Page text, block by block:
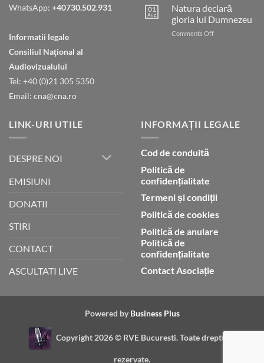
WhatsApp: +40730.502.931
Informatii legale
Consiliul Naţional al
Audiovizualului
Tel: +40 (0)21 305 5350
Email: cna@cna.ro
nostru
care
ești
în
01
Aug
Natura declară
gloria lui Dumnezeu
Comments Offon
LINK-URI UTILE
DESPRE NOI
EMISIUNI
DONATII
STIRI
CONTACT
ASCULTATI LIVE
INFORMAȚII LEGALE
Cod de conduită
Politică de
confidențialitate
Termeni și condiții
Politică de cookies
Politică de anulare
Politică de
confidențialitate
Contact Asociație
Powered by Business Plus
Copyright 2026 © RVE Bucuresti. Toate drepturile
rezervate.